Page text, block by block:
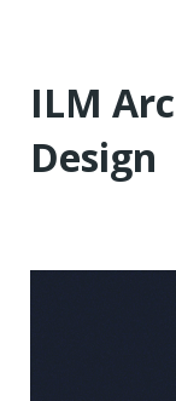
ILM
Design